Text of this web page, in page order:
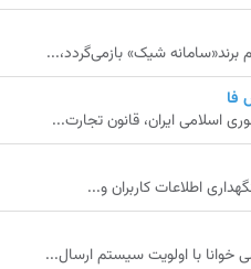
فا
اسلامی ایران، قانون تجارت...
با اولویت سیستم ارسال...